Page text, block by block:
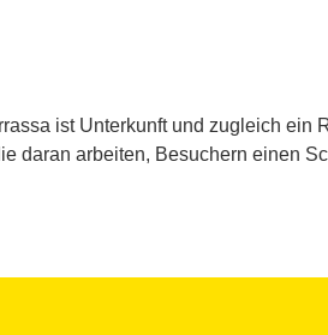
ist Unterkunft und zugleich
daran arbeiten, Besuchern einen